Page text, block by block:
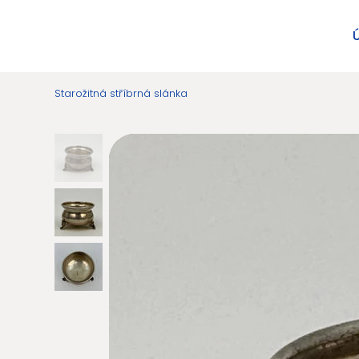
Starožitná stříbrná slánka